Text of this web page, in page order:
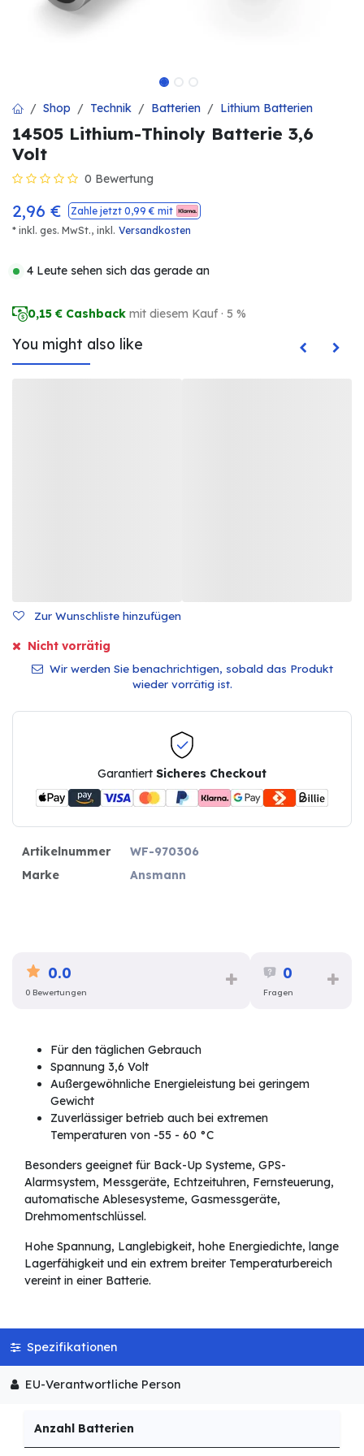
Shop Technik Batterien Lithium Batterien
14505 Lithium-Thinoly Batterie 3,6
Volt
0 Bewertung
2,96 € Zahle jetzt 0,99 € mit
* inkl. ges. MwSt., inkl. Versandkosten
4 Leute sehen sich das gerade an
0,15 € Cashback mit diesem Kauf · 5 %
You might also like
Zur Wunschliste hinzufügen
Nicht vorrätig
Wir werden Sie benachrichtigen, sobald das Produkt
wieder vorrätig ist.
Garantiert Sicheres Checkout
Artikelnummer
WF-970306
Marke
Ansmann
0.0
0 Bewertungen
0
Fragen
Für den täglichen Gebrauch
Spannung 3,6 Volt
Außergewöhnliche Energieleistung bei geringem
Gewicht
Zuverlässiger betrieb auch bei extremen
Temperaturen von -55 - 60 °C
Besonders geeignet für Back-Up Systeme, GPS-
Alarmsystem, Messgeräte, Echtzeituhren, Fernsteuerung,
automatische Ablesesysteme, Gasmessgeräte,
Drehmomentschlüssel.
Hohe Spannung, Langlebigkeit, hohe Energiedichte, lange
Lagerfähigkeit und ein extrem breiter Temperaturbereich
vereint in einer Batterie.
Spezifikationen
EU-Verantwortliche Person
Anzahl Batterien